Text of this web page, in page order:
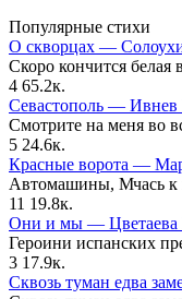
Популярные стихи
О скворцах —
Скоро кончится белая
4 65.2к.
Севастополь —
Смотрите на меня во
5 24.6к.
Красные ворота —
Автомашины, Мчась к
11 19.8к.
Они и мы — Цветаева
Героини испанских
3 17.9к.
Сквозь туман едва